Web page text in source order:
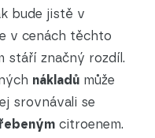
bude jistě v
v cenách těchto
stáří značný rozdíl.
nákladů může
srovnávali se
citroenem.